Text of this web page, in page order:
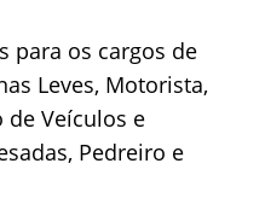
para os cargos de
Leves, Motorista,
de Veículos e
Pedreiro e